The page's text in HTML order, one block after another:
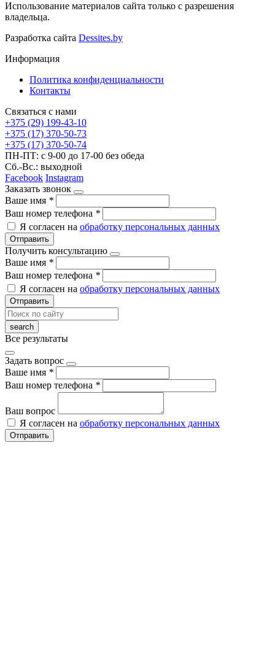
Использование материалов сайта только с разрешения
владельца.
Разработка сайта Dessites.by
Информация
Политика конфиденциальности
Контакты
Связаться с нами
+375 (29) 199-43-10
+375 (17) 370-50-73
+375 (17) 370-50-74
ПН-ПТ: с 9-00 до 17-00 без обеда
Сб.-Вс.: выходной
Facebook Instagram
Заказать звонок
Ваше имя *
Ваш номер телефона *
Я согласен на обработку персональных данных
Отправить
Получить консультацию
Ваше имя *
Ваш номер телефона *
Я согласен на обработку персональных данных
Отправить
Все результаты
Задать вопрос
Ваше имя *
Ваш номер телефона *
Ваш вопрос
Я согласен на обработку персональных данных
Отправить